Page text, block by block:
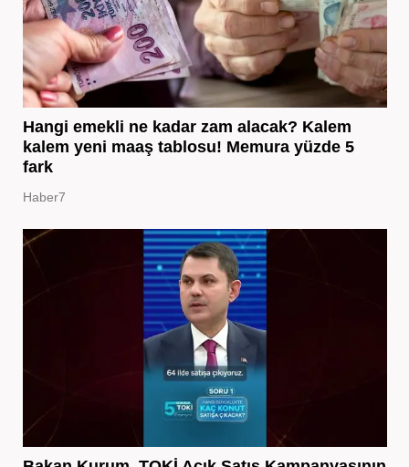
Hangi emekli ne kadar zam alacak? Kalem
kalem yeni maaş tablosu! Memura yüzde 5
fark
Haber7